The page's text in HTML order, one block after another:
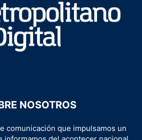
NOSOTROS
comunicación que impulsamos un